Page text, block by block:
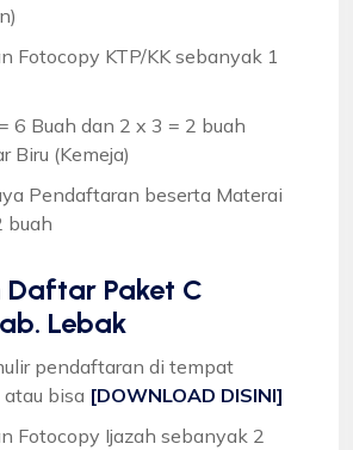
Fotocopy KTP/KK sebanyak 1
6 Buah dan 2 x 3 = 2 buah
Biru (Kemeja)
Pendaftaran beserta Materai
buah
Daftar Paket C
Lebak
pendaftaran di tempat
bisa [DOWNLOAD DISINI]
Fotocopy Ijazah sebanyak 2